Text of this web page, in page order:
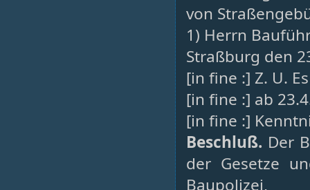
von
1) Herrn
Straßburg den
[in fine :] Z. U.
[in fine :] ab
[in fine :]
Beschluß. Der
der Gesetze
Baupolizei,